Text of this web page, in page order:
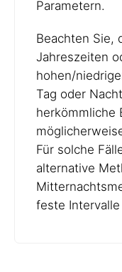
Parametern.
Beachten Sie,
Jahreszeiten
hohen/
Tag oder
herkömmliche
Für solche
alternative
feste